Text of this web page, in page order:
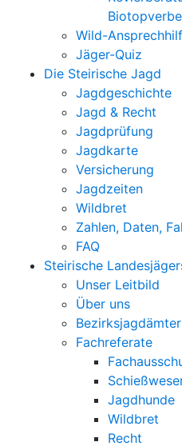
Wild-
Jäger-Quiz
Die Steirische Jagd
Jagdgeschichte
Jagd & Recht
Jagdprüfung
Jagdkarte
Versicherung
Jagdzeiten
Wildbret
Zahlen, Daten,
FAQ
Steirische
Unser Leitbild
Über uns
Bezirksjagdämter
Fachreferate
Jagdhunde
Wildbret
Recht